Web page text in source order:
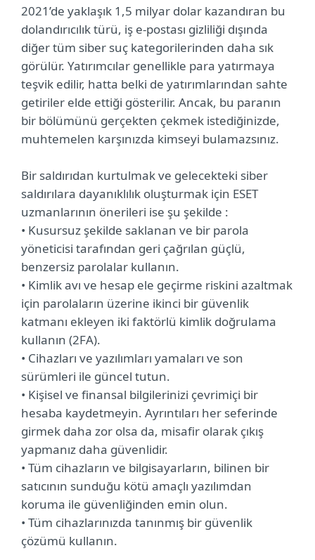
2021’de yaklaşık 1,5 milyar dolar kazandıran bu
dolandırıcılık türü, iş e-postası gizliliği dışında
diğer tüm siber suç kategorilerinden daha sık
görülür. Yatırımcılar genellikle para yatırmaya
teşvik edilir, hatta belki de yatırımlarından sahte
getiriler elde ettiği gösterilir. Ancak, bu paranın
bir bölümünü gerçekten çekmek istediğinizde,
muhtemelen karşınızda kimseyi bulamazsınız.
Bir saldırıdan kurtulmak ve gelecekteki siber
saldırılara dayanıklılık oluşturmak için ESET
uzmanlarının önerileri ise şu şekilde :
• Kusursuz şekilde saklanan ve bir parola
yöneticisi tarafından geri çağrılan güçlü,
benzersiz parolalar kullanın.
• Kimlik avı ve hesap ele geçirme riskini azaltmak
için parolaların üzerine ikinci bir güvenlik
katmanı ekleyen iki faktörlü kimlik doğrulama
kullanın (2FA).
• Cihazları ve yazılımları yamaları ve son
sürümleri ile güncel tutun.
• Kişisel ve finansal bilgilerinizi çevrimiçi bir
hesaba kaydetmeyin. Ayrıntıları her seferinde
girmek daha zor olsa da, misafir olarak çıkış
yapmanız daha güvenlidir.
• Tüm cihazların ve bilgisayarların, bilinen bir
satıcının sunduğu kötü amaçlı yazılımdan
koruma ile güvenliğinden emin olun.
• Tüm cihazlarınızda tanınmış bir güvenlik
çözümü kullanın.